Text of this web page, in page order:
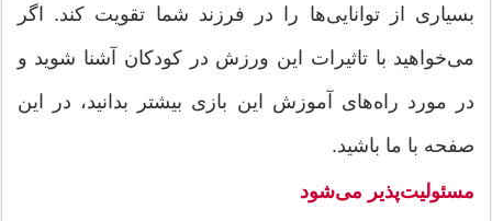
بسیاری از توانایی‌ها را در فرزند شما تقویت کند. اگر
می‌خواهید با تاثیرات این ورزش در کودکان آشنا شوید و
در مورد راه‌های آموزش این بازی بیشتر بدانید، در این
صفحه با ما باشید.
مسئولیت‌پذیر می‌شود